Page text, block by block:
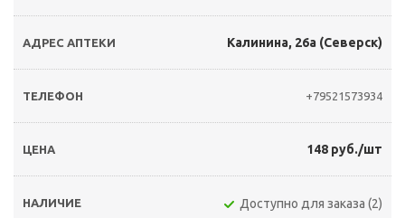
Калинина, 26а (Северск)
+79521573934
148 руб./шт
Доступно для заказа (2)